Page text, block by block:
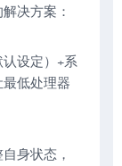
决方案：
设定）+系
低处理器
身状态，